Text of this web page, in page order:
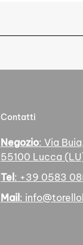
Contatti
Negozio: Via
55100 Lucca
Tel: +39 0583
Mail: